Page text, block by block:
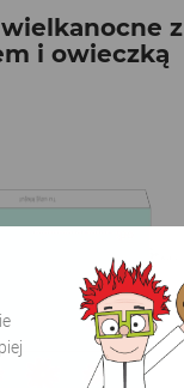
z
i owieczką